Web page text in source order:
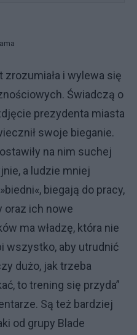
zrozumiała i wylewa się
Świadczą o
prezydenta miasta
swoje bieganie.
na nim suchej
a ludzie mniej
biegają do pracy,
oraz ich nowe
ma władzę, która nie
wszystko, aby utrudnić
dużo, jak trzeba
to trening się przyda”
Są też bardziej
od grupy Blade